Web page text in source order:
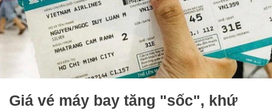
Giá vé máy bay tăng "sốc", khứ